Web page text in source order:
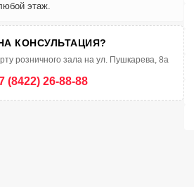
этаж.
КОНСУЛЬТАЦИЯ?
розничного зала на ул. Пушкарева, 8а
(8422) 26-88-88